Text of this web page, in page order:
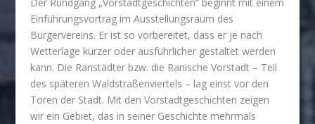
Einführungsvortrag im Ausstellungsraum des
Bürgervereins. Er ist so vorbereitet, dass er je nach
Wetterlage kürzer oder ausführlicher gestaltet werden
kann. Die Ranstädter bzw. die Ranische Vorstadt – Teil
des späteren Waldstraßenviertels – lag einst vor den
Toren der Stadt. Mit den Vorstadtgeschichten zeigen
wir ein Gebiet, das in seiner Geschichte mehrmals